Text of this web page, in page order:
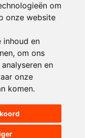
om
onze website
inhoud en
om ons
en
onze
komen.